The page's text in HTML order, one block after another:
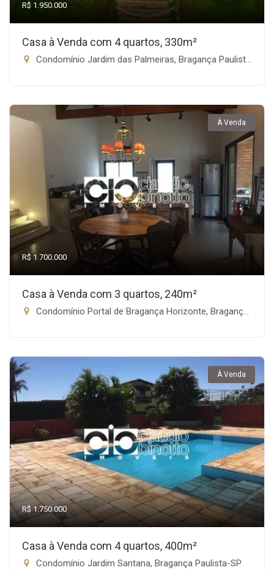
R$ 1.950.000
Casa à Venda com 4 quartos, 330m²
Condomínio Jardim das Palmeiras, Bragança Paulista-SP
À Venda
R$ 1.700.000
Casa à Venda com 3 quartos, 240m²
Condomínio Portal de Bragança Horizonte, Bragança Paulista-SP
À Venda
R$ 1.750.000
Casa à Venda com 4 quartos, 400m²
Condomínio Jardim Santana, Bragança Paulista-SP